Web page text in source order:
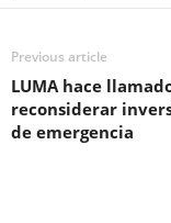
Previous article
LUMA hace
reconsiderar
de emergencia